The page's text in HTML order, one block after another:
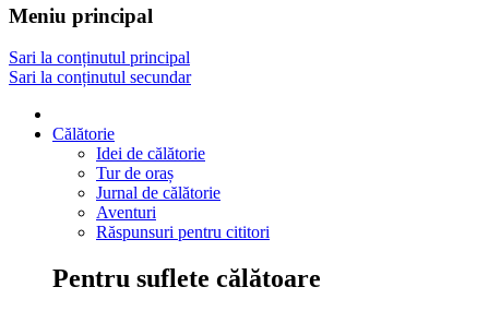
Meniu principal
Sari la conținutul principal
Sari la conținutul secundar
Călătorie
Idei de călătorie
Tur de oraș
Jurnal de călătorie
Aventuri
Răspunsuri pentru cititori
Pentru suflete călătoare